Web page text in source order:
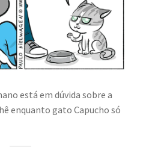
está em dúvida sobre a
enquanto gato Capucho só